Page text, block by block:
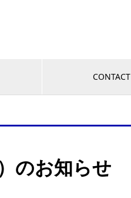
CONTACT
のお知らせ